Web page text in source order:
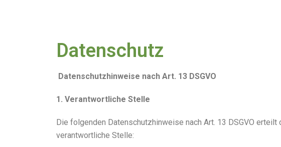
Datenschutz
Datenschutzhinweise nach Art. 13 DSGVO
1. Verantwortliche Stelle
Die folgenden Datenschutzhinweise nach Art. 13 DSGVO
verantwortliche Stelle: